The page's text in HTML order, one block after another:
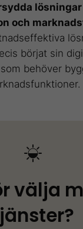
och
börjat sin
behöver
välja